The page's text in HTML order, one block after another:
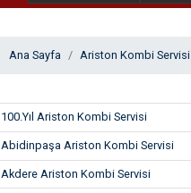
Ana Sayfa Ariston Kombi Servisi
100.Yıl Ariston Kombi Servisi
Abidinpaşa Ariston Kombi Servisi
Akdere Ariston Kombi Servisi